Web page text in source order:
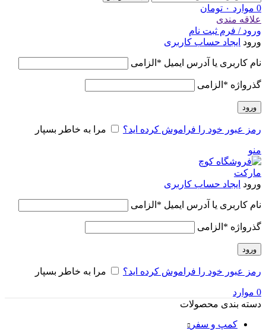
0 موارد ۰ تومان
علاقه مندی
ورود / فرم ثبت نام
ورود ایجاد حساب کاربری
نام کاربری یا آدرس ایمیل * الزامی
گذرواژه * الزامی
ورود
رمز عبور خود را فراموش کرده اید؟ مرا به خاطر بسپار
منو
ورود ایجاد حساب کاربری
نام کاربری یا آدرس ایمیل * الزامی
گذرواژه * الزامی
ورود
رمز عبور خود را فراموش کرده اید؟ مرا به خاطر بسپار
0 موارد
دسته بندی محصولات
کمپ و سفر